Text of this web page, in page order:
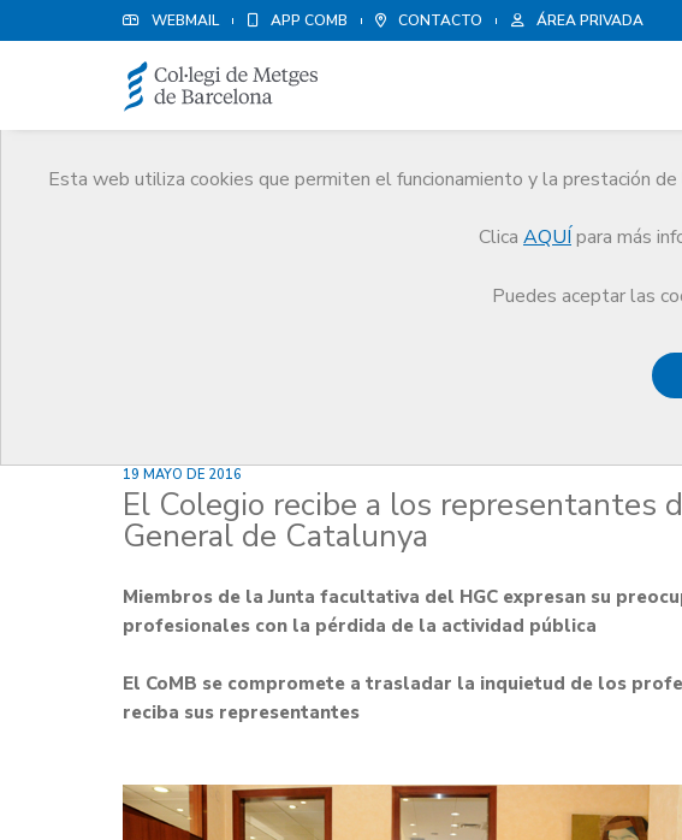
WEBMAIL APP COMB CONTACTO ÁREA PRIVADA
Esta web utiliza cookies que permiten el funcionamiento y la prestación
Clica AQUÍ para más
Puedes aceptar las
El Colegio recibe a los representantes
19 MAYO DE 2016
El Colegio recibe a los representantes
General de Catalunya
Miembros de la Junta facultativa del HGC expresan su
profesionales con la pérdida de la actividad pública
El CoMB se compromete a trasladar la inquietud de los
reciba sus representantes